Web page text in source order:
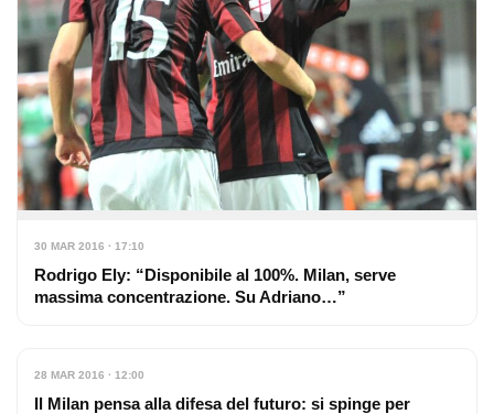
30 MAR 2016 · 17:10
Rodrigo Ely: “Disponibile al 100%. Milan, serve
massima concentrazione. Su Adriano…”
28 MAR 2016 · 12:00
Il Milan pensa alla difesa del futuro: si spinge per